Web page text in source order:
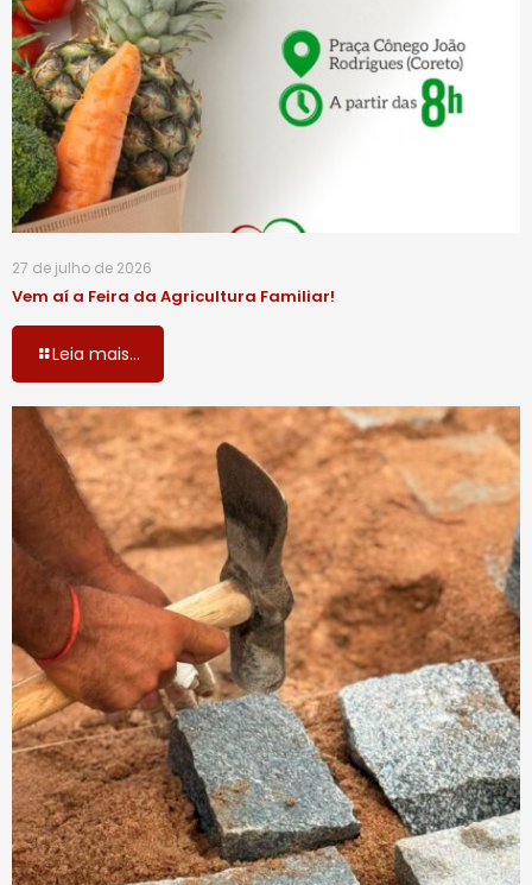
27 de julho de 2026
Vem aí a Feira da Agricultura Familiar!
Leia mais...